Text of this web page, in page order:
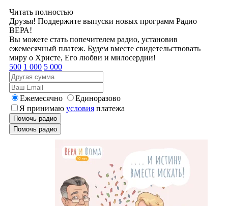
Читать полностью
Друзья! Поддержите выпуски новых программ Радио
ВЕРА!
Вы можете стать попечителем радио, установив
ежемесячный платеж. Будем вместе свидетельствовать
миру о Христе, Его любви и милосердии!
500 1 000 5 000
Ежемесячно
Единоразово
Я принимаю условия платежа
Помочь радио
Помочь радио